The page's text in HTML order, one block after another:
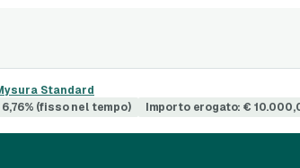
Standard
6,76% (fisso nel tempo) Importo erogato: €